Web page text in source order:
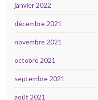
janvier 2022
décembre 2021
novembre 2021
octobre 2021
septembre 2021
août 2021